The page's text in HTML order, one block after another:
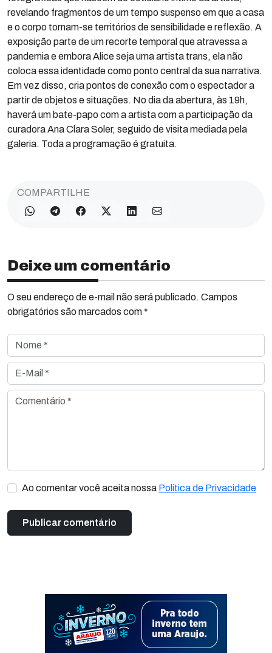
revelando fragmentos de um tempo suspenso em que a casa
e o corpo tornam-se territórios de sensibilidade e reflexão. A
exposição parte de um recorte temporal que atravessa a
pandemia e embora Alice seja uma artista trans, ela não
coloca essa identidade como ponto central da sua narrativa.
Em vez disso, cria pontos de conexão com o espectador a
partir de objetos e situações. No dia da abertura, às 19h,
haverá um bate-papo com a artista com a participação da
curadora Ana Clara Soler, seguido de visita mediada pela
galeria. Toda a programação é gratuita.
COMPARTILHE
Deixe um comentário
O seu endereço de e-mail não será publicado. Campos
obrigatórios são marcados com *
Nome *
E-Mail *
Comentário *
Ao comentar você aceita nossa Política de Privacidade